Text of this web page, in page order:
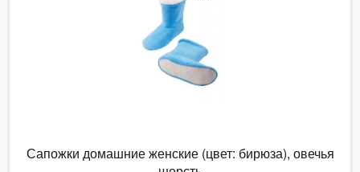
Сапожки домашние женские (цвет: бирюза), овечья